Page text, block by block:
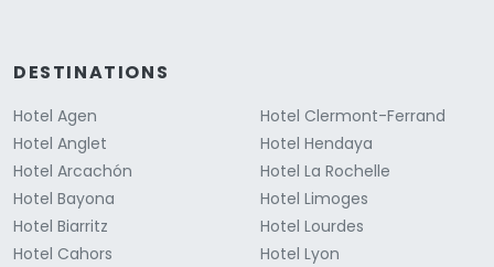
DESTINATIONS
Hotel Agen
Hotel Anglet
Hotel Arcachón
Hotel Bayona
Hotel Biarritz
Hotel Cahors
Hotel Clermont-Ferrand
Hotel Hendaya
Hotel La Rochelle
Hotel Limoges
Hotel Lourdes
Hotel Lyon